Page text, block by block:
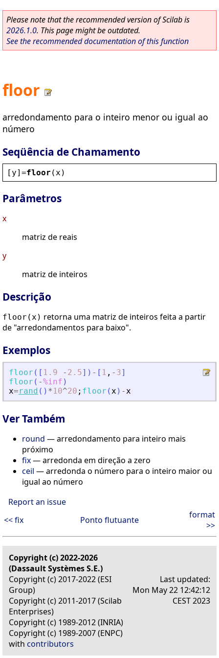
Please note that the recommended version of Scilab is
2026.1.0. This page might be outdated.
See the recommended documentation of this function
floor
arredondamento para o inteiro menor ou igual ao
número
Seqüência de Chamamento
[ y]=floor ( x )
Parâmetros
x
matriz de reais
y
matriz de inteiros
Descrição
floor(x) retorna uma matriz de inteiros feita a partir
de "arredondamentos para baixo".
Exemplos
floor ( [ 1.9 - 2.5] ) - [ 1 , - 3]
floor ( -%inf )
x=rand ( ) * 10^20 ; floor (x ) -x
Ver Também
round — arredondamento para inteiro mais
próximo
fix— arredonda em direção a zero
ceil — arredonda o número para o inteiro maior ou
igual ao número
Report an issue
<< fix
Ponto flutuante
format
>>
Copyright (c) 2022-2026
(Dassault Systèmes S.E.)
Copyright (c) 2017-2022 (ESI
Group)
Copyright (c) 2011-2017 (Scilab
Enterprises)
Copyright (c) 1989-2012 (INRIA)
Copyright (c) 1989-2007 (ENPC)
with contributors
Last updated:
Mon May 22 12:42:12
CEST 2023